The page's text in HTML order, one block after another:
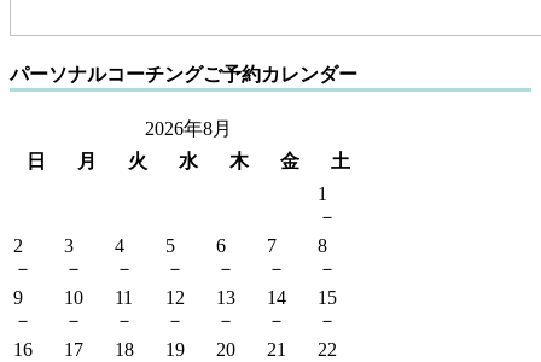
パーソナルコーチングご予約カレンダー
2026年8月
日
月 火 水 木 金
土
1
－
2
－
3
－
4
－
5
－
6
－
7
－
8
－
9
－
10
－
11
－
12
－
13
－
14
－
15
－
16
17
18
19
20
21
22